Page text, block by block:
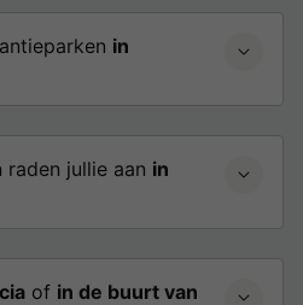
in
raden jullie aan in
of in de buurt van